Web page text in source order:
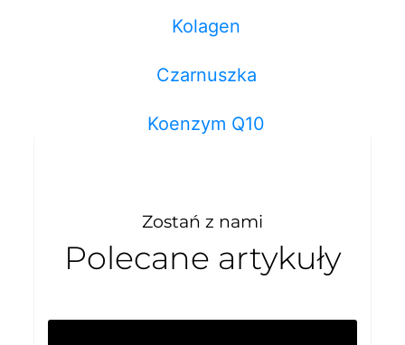
Kolagen
Czarnuszka
Koenzym Q10
Zostań z nami
Polecane artykuły